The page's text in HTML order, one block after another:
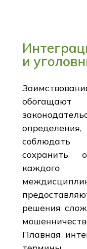
и
соблюдать
сохранить
решения
Плавная